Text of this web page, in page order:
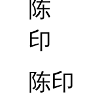
陈印